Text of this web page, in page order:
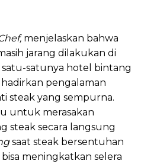
menjelaskan bahwa
jarang dilakukan di
satu-satunya hotel bintang
pengalaman
steak yang sempurna.
untuk merasakan
steak secara langsung
saat steak bersentuhan
meningkatkan selera